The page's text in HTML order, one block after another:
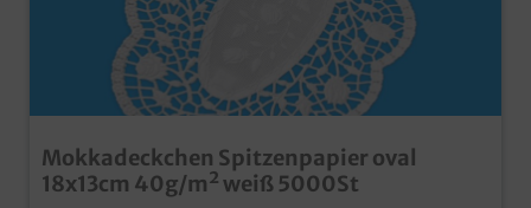
Mokkadeckchen Spitzenpapier oval
18x13cm 40g/m² weiß 5000St